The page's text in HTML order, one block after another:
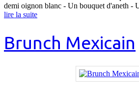
demi oignon blanc - Un bouquet d'aneth -
lire la suite
Brunch Mexicain